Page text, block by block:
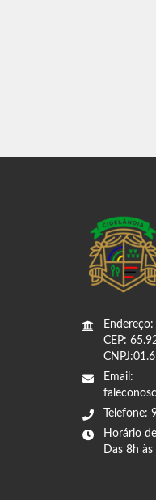
CEP:
Email:
Telefone:
Horário
Das 8h às